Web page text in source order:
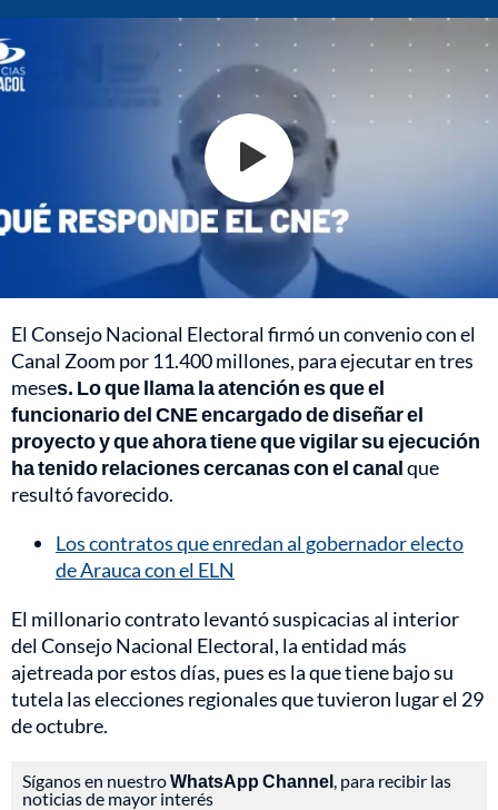
El Consejo Nacional Electoral firmó un convenio con el
Canal Zoom por 11.400 millones, para ejecutar en tres
meses. Lo que llama la atención es que el
funcionario del CNE encargado de diseñar el
proyecto y que ahora tiene que vigilar su ejecución
ha tenido relaciones cercanas con el canalque
resultó favorecido.
Los contratos que enredan al gobernador electo
de Arauca con el ELN
El millonario contrato levantó suspicacias al interior
del Consejo Nacional Electoral, la entidad más
ajetreada por estos días, pues es la que tiene bajo su
tutela las elecciones regionales que tuvieron lugar el 29
de octubre.
Síganos en nuestroWhatsApp Channel , para recibir las
noticias de mayor interés